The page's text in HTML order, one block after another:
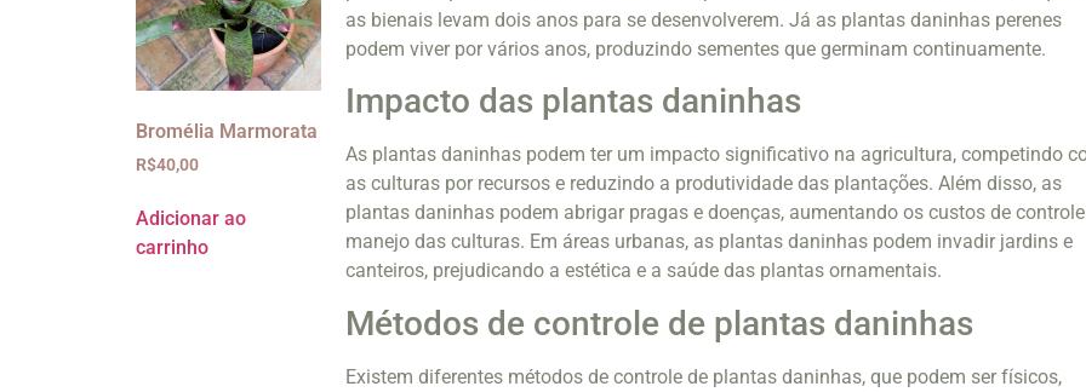
Bromélia Marmorata
R$40,00
Adicionar ao
carrinho
as bienais levam dois anos para se desenvolverem. Já as plantas daninhas perenes
podem viver por vários anos, produzindo sementes que germinam continuamente.
Impacto das plantas daninhas
As plantas daninhas podem ter um impacto significativo na agricultura, competindo
as culturas por recursos e reduzindo a produtividade das plantações. Além disso, as
plantas daninhas podem abrigar pragas e doenças, aumentando os custos de
manejo das culturas. Em áreas urbanas, as plantas daninhas podem invadir jardins e
canteiros, prejudicando a estética e a saúde das plantas ornamentais.
Métodos de controle de plantas daninhas
Existem diferentes métodos de controle de plantas daninhas, que podem ser físicos,